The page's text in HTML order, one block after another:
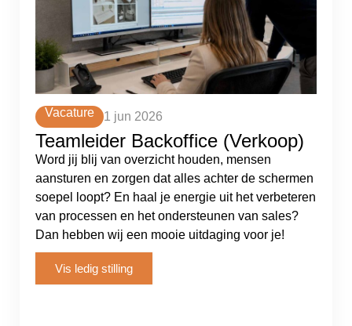
Vacature 1 jun 2026
Teamleider Backoffice (Verkoop)
Word jij blij van overzicht houden, mensen
aansturen en zorgen dat alles achter de schermen
soepel loopt? En haal je energie uit het verbeteren
van processen en het ondersteunen van sales?
Dan hebben wij een mooie uitdaging voor je!
Vis ledig stilling